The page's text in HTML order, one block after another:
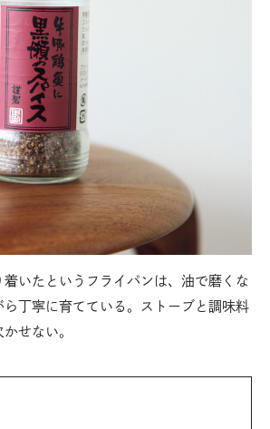
いたというフライパンは、油で磨くな
ら丁寧に育てている。ストーブと調味料
せない。